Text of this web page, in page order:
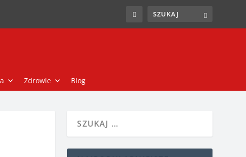
Zdrowie Blog